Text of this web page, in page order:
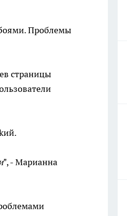
Проблемы
страницы
", - Марианна